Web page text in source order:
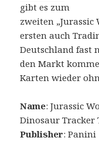
gibt es zum
zweiten
ersten auch
Deutschland fast
den Markt
Karten wieder
Name: Jurassic
Dinosaur Tracker
Publisher: Panini